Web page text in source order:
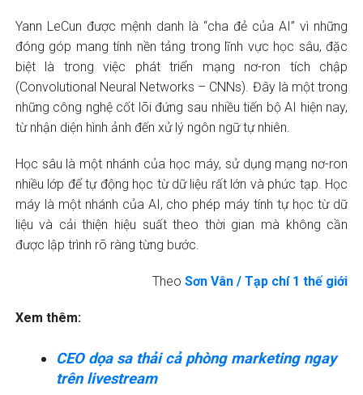
Yann LeCun được mệnh danh là “cha đẻ của AI” vì những
đóng góp mang tính nền tảng trong lĩnh vực học sâu, đặc
biệt là trong việc phát triển mạng nơ-ron tích chập
(Convolutional Neural Networks – CNNs). Đây là một trong
những công nghệ cốt lõi đứng sau nhiều tiến bộ AI hiện nay,
từ nhận diện hình ảnh đến xử lý ngôn ngữ tự nhiên.
Học sâu là một nhánh của học máy, sử dụng mạng nơ-ron
nhiều lớp để tự động học từ dữ liệu rất lớn và phức tạp. Học
máy là một nhánh của AI, cho phép máy tính tự học từ dữ
liệu và cải thiện hiệu suất theo thời gian mà không cần
được lập trình rõ ràng từng bước.
TheoSơn Vân / Tạp chí 1 thế giới
Xem thêm:
CEO dọa sa thải cả phòng marketing ngay
trên livestream